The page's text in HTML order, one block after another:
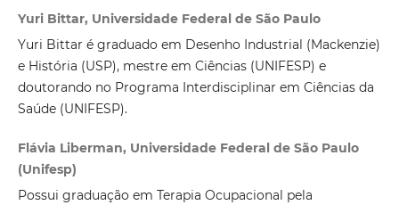
Yuri Bittar, Universidade Federal de São Paulo
Yuri Bittar é graduado em Desenho Industrial (Mackenzie)
e História (USP), mestre em Ciências (UNIFESP) e
doutorando no Programa Interdisciplinar em Ciências da
Saúde (UNIFESP).
Flávia Liberman, Universidade Federal de São Paulo
(Unifesp)
Possui graduação em Terapia Ocupacional pela